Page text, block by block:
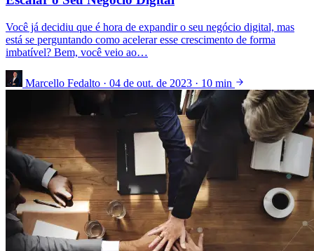
Você já decidiu que é hora de expandir o seu negócio digital, mas
está se perguntando como acelerar esse crescimento de forma
imbatível? Bem, você veio ao…
Marcello Fedalto · 04 de out. de 2023 · 10 min